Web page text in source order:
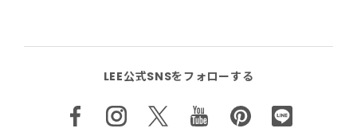
LEE公式SNSをフォローする